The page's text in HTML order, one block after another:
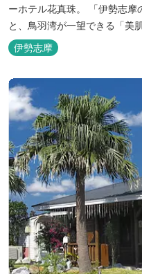
ーホテル花真珠。 「伊勢志
と、鳥羽湾が一望できる「美
た客室で、五感から体と心を癒やします。 【お
ーアルした過ごしやすいお部
なっております。 全室オー
き、日頃の疲...
伊勢志摩